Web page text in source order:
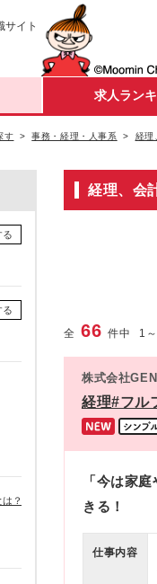
サイト
求人ラン
す 事務・経理・人事系 経理
る
る
？
経理、会
全66 件中 1 ～
株式会社GEN
経理#フル
「今は家
きる！
仕事内容